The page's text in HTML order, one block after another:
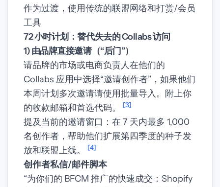
作为过渡，使用传统的联盟网络和打赏/会员
工具
72 小时计划：替代失去的 Collabs 访问
1) 由品牌直接邀请（“后门”）
请品牌的市场或电商负责人在他们的
Collabs 应用中选择“邀请创作者”，如果他们
本周计划多次邀请请使用批量导入。附上你
的收款邮箱和首选代码。
[3]
提及当前的邀请窗口：在 7 天内最多 1,000
名创作者，帮助他们扩展第四季度的种子发
放和联盟上线。
[4]
创作者私信/邮件脚本
“为你们的 BFCM 推广的快速成交：Shopify